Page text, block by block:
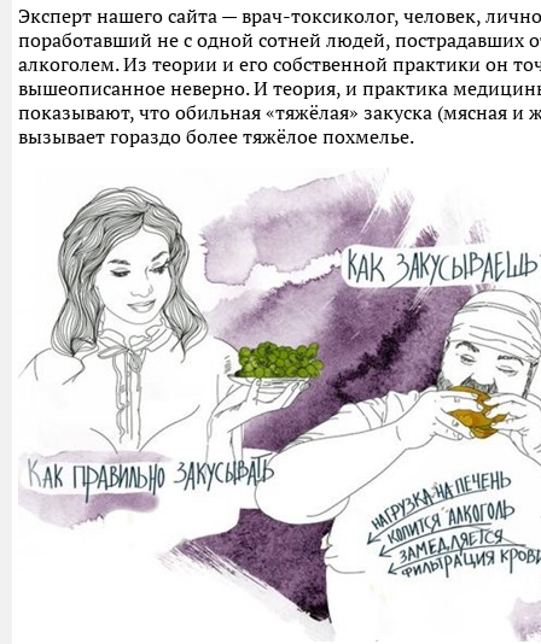
Эксперт нашего сайта — врач-токсиколог, человек, лично
поработавший не с одной сотней людей, пострадавших
алкоголем. Из теории и его собственной практики он
вышеописанное неверно. И теория, и практика
показывают, что обильная «тяжёлая» закуска (мясная
вызывает гораздо более тяжёлое похмелье.